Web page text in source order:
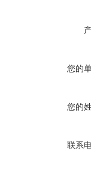
您的
您的
联系